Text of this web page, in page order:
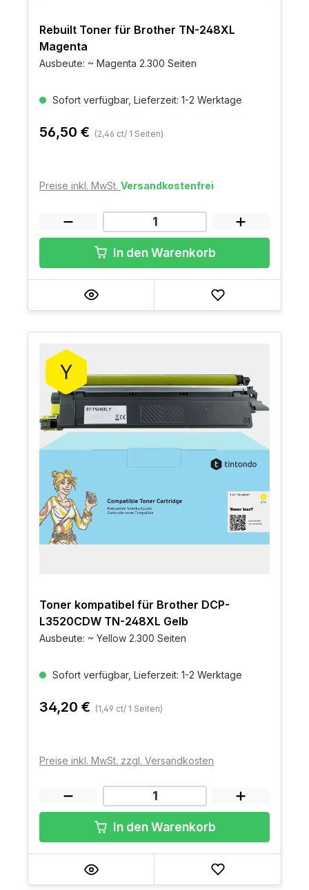
Rebuilt Toner für Brother TN-248XL
Magenta
Ausbeute: ~ Magenta 2.300 Seiten
Sofort verfügbar, Lieferzeit: 1-2 Werktage
56,50 € (2,46 ct/ 1 Seiten)
Preise inkl. MwSt. Versandkostenfrei
In den Warenkorb
Toner kompatibel für Brother DCP-
L3520CDW TN-248XL Gelb
Ausbeute: ~ Yellow 2.300 Seiten
Sofort verfügbar, Lieferzeit: 1-2 Werktage
34,20 € (1,49 ct/ 1 Seiten)
Preise inkl. MwSt. zzgl. Versandkosten
In den Warenkorb